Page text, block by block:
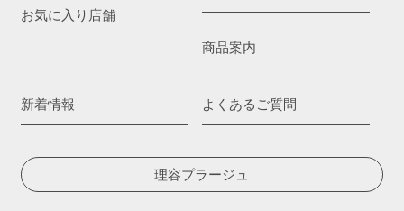
お気に入り店舗
商品案内
新着情報 よくあるご質問
理容プラージュ